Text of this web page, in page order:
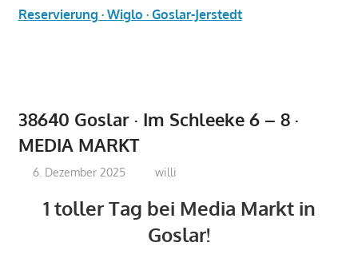
Reservierung · Wiglo · Goslar-Jerstedt
38640 Goslar · Im Schleeke 6 – 8 ·
MEDIA MARKT
6. Dezember 2025 willi
1 toller Tag bei Media Markt in
Goslar!